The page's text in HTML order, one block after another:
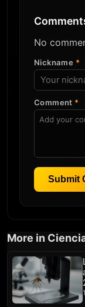
No
Nickname *
Comment *
Submit
More in